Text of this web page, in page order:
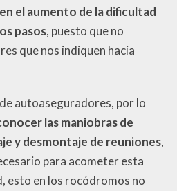
el aumento de la dificultad
pasos, puesto que no
que nos indiquen hacia
autoaseguradores, por lo
las maniobras de
y desmontaje de reuniones,
para acometer esta
esto en los rocódromos no